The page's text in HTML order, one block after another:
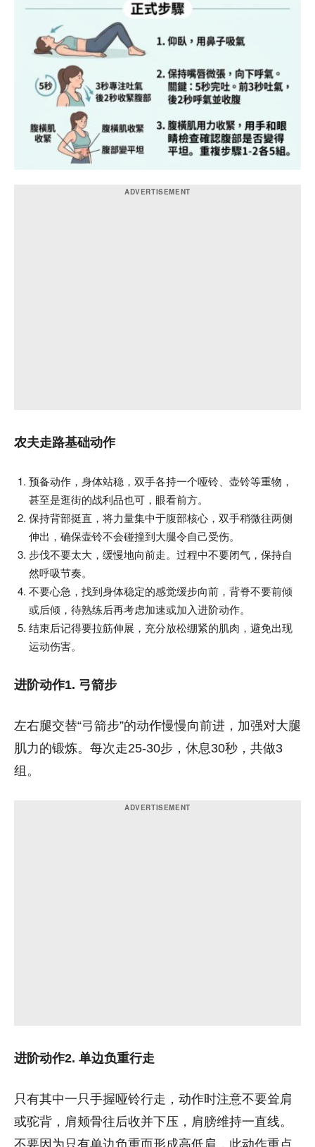
农夫走路基础动作
预备动作，身体站稳，双手各持一个哑铃、壶铃等重物，
甚至是逛街的战利品也可，眼看前方。
保持背部挺直，将力量集中于腹部核心，双手稍微往两侧
伸出，确保壶铃不会碰撞到大腿令自己受伤。
步伐不要太大，缓慢地向前走。过程中不要闭气，保持自
然呼吸节奏。
不要心急，找到身体稳定的感觉缓步向前，背脊不要前倾
或后倾，待熟练后再考虑加速或加入进阶动作。
结束后记得要拉筋伸展，充分放松绷紧的肌肉，避免出现
运动伤害。
进阶动作1. 弓箭步
左右腿交替“弓箭步”的动作慢慢向前进，加强对大腿
肌力的锻炼。每次走25-30步，休息30秒，共做3
组。
进阶动作2. 单边负重行走
只有其中一只手握哑铃行走，动作时注意不要耸肩
或驼背，肩颊骨往后收并下压，肩膀维持一直线。